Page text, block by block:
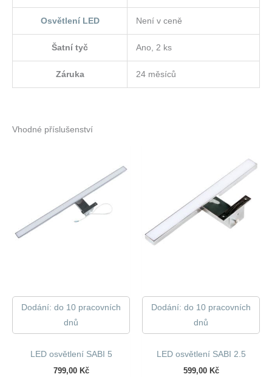
Osvětlení LED Není v ceně
Šatní tyč Ano, 2 ks
Záruka 24 měsíců
Vhodné příslušenství
Dodání: do 10 pracovních
dnů
LED osvětlení SABI 5
799,00 Kč
Dodání: do 10 pracovních
dnů
LED osvětlení SABI 2.5
599,00 Kč